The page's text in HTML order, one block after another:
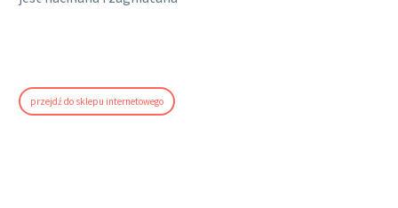
przejdź do sklepu internetowego